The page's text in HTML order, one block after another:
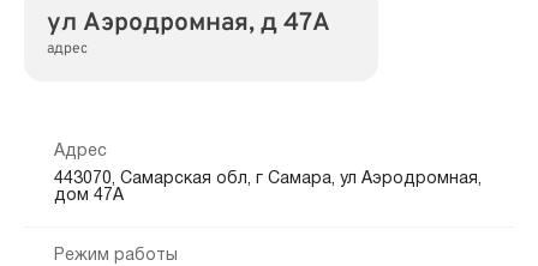
ул Аэродромная, д 47А
адрес
Адрес
443070, Самарская обл, г Самара, ул Аэродромная,
дом 47А
Режим работы